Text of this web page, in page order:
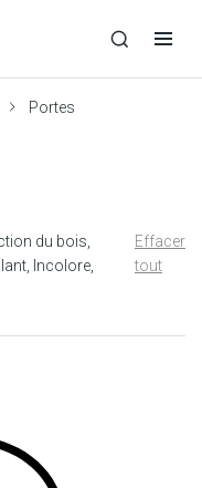
Portes
du bois
Incolore
Effacer
tout